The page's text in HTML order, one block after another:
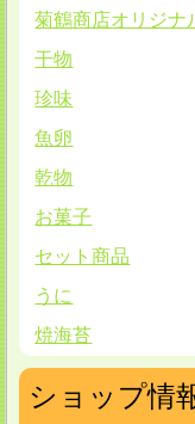
菊鶴商店オリジナ
干物
珍味
魚卵
乾物
お菓子
セット商品
うに
焼海苔
ショップ情